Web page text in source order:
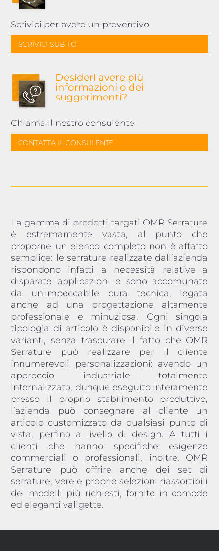
Scrivici per avere un preventivo
SCRIVICI SUBITO
Desideri avere più
informazioni o dei
suggerimenti?
Chiama il nostro consulente
CONTATTA IL CONSULENTE
La gamma di prodotti targati OMR Serrature
è estremamente vasta, al punto che
proporne un elenco completo non è affatto
semplice: le serrature realizzate dall’azienda
rispondono infatti a necessità relative a
disparate applicazioni e sono accomunate
da un’impeccabile cura tecnica, legata
anche ad una progettazione altamente
professionale e minuziosa. Ogni singola
tipologia di articolo è disponibile in diverse
varianti, senza trascurare il fatto che OMR
Serrature può realizzare per il cliente
innumerevoli personalizzazioni: avendo un
approccio industriale totalmente
internalizzato, dunque eseguito interamente
presso il proprio stabilimento produttivo,
l’azienda può consegnare al cliente un
articolo customizzato da qualsiasi punto di
vista, perfino a livello di design. A tutti i
clienti che hanno specifiche esigenze
commerciali o professionali, inoltre, OMR
Serrature può offrire anche dei set di
serrature, vere e proprie selezioni riassortibili
dei modelli più richiesti, fornite in comode
ed eleganti valigette.